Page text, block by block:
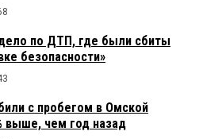
по ДТП, где были сбиты
безопасности»
с пробегом в Омской
выше, чем год назад